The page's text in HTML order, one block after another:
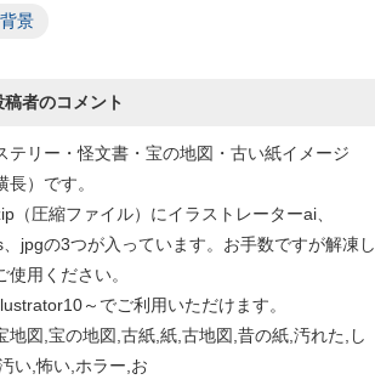
景
稿者のコメント
テリー・怪文書・宝の地図・古い紙イメージ
長）です。
（圧縮ファイル）にイラストレーターai、
jpgの3つが入っています。お手数ですが解凍し
使用ください。
～でご利用いただけます。
地図,宝の地図,古紙,紙,古地図,昔の紙,汚れた,し
い,怖い,ホラー,お